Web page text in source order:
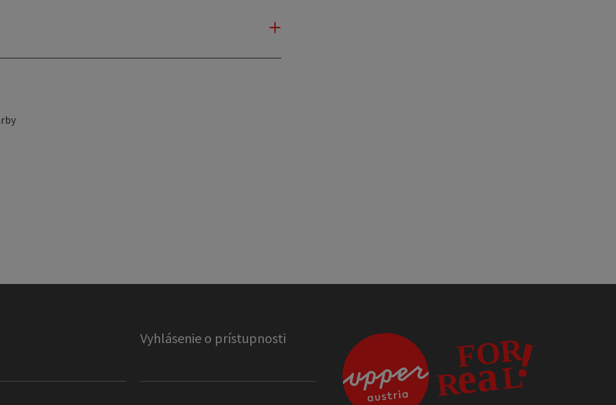
Vyhlásenie o prístupnosti